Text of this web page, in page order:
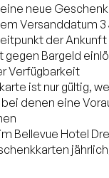
neue
Versanddatum 3
der
gegen Bargeld
Verfügbarkeit
ist nur gültig,
denen eine
Bellevue Hotel